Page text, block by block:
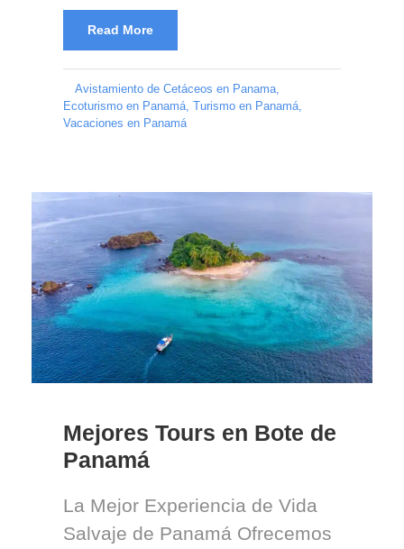
Read More
Avistamiento de Cetáceos en Panama
Ecoturismo en Panamá Turismo en Panamá
Vacaciones en Panamá
Mejores Tours en Bote de
Panamá
La Mejor Experiencia de Vida
Salvaje de Panamá Ofrecemos